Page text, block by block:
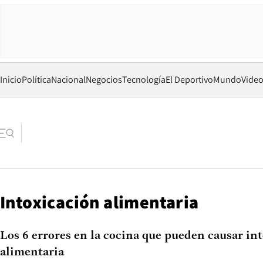
InicioPolíticaNacionalNegociosTecnologíaEl DeportivoMundo
Intoxicación alimentaria
Los 6 errores en la cocina que pueden causar
alimentaria